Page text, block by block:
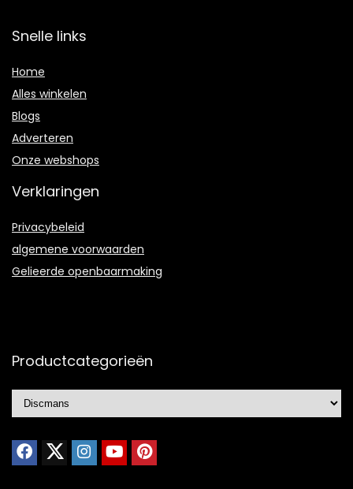
Snelle links
Home
Alles winkelen
Blogs
Adverteren
Onze webshops
Verklaringen
Privacybeleid
algemene voorwaarden
Gelieerde openbaarmaking
Productcategorieën